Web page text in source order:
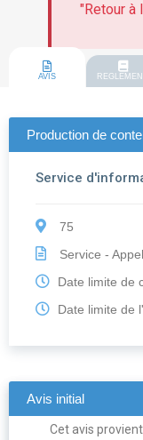
"Retour à
AVIS
Production de
Service
75
Service -
Date limite de
Date limite de
Avis initial
Cet avis